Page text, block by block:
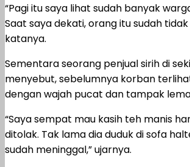
“Pagi itu saya lihat sudah banyak
Saat saya dekati, orang itu sudah
katanya.
Sementara seorang penjual sirih di
menyebut, sebelumnya korban
dengan wajah pucat dan tampak
“Saya sempat mau kasih teh manis
ditolak. Tak lama dia duduk di sofa
sudah meninggal,” ujarnya.